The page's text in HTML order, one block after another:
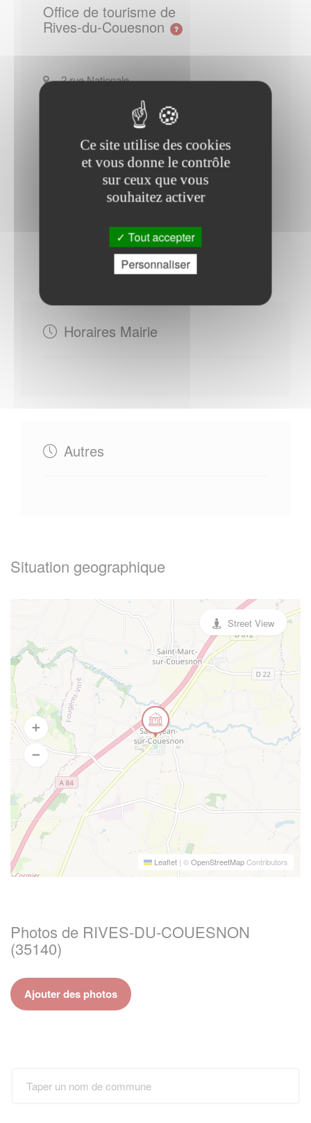
Office de tourisme de
Rives-du-Couesnon
2 rue Nationale
+33 (0)2 99 94 12 20
Site officiel de l Office de tourisme
de Rives-du-Couesnon
Contacter l'office de tourisme
Horaires Mairie
Autres
Situation geographique
Leaflet | ©OpenStreetMapContributors
Street View
Photos de RIVES-DU-COUESNON
(35140)
Ajouter des photos
Ce site utilise des cookies
et vous donne le contrôle
sur ceux que vous
souhaitez activer
Tout accepter
Personnaliser